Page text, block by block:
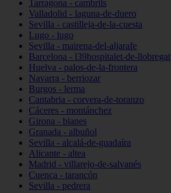
Tarragona - cambrils
Valladolid - laguna-de-duero
Sevilla - castilleja-de-la-cuesta
Lugo - lugo
Sevilla - mairena-del-aljarafe
Barcelona - l39hospitalet-de-llobregat
Huelva - palos-de-la-frontera
Navarra - berriozar
Burgos - lerma
Cantabria - corvera-de-toranzo
Cáceres - montánchez
Girona - blanes
Granada - albuñol
Sevilla - alcalá-de-guadaíra
Alicante - altea
Madrid - villarejo-de-salvanés
Cuenca - tarancón
Sevilla - pedrera